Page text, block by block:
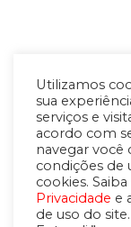
Rua
Utilizamos
sua
serviços e
acordo com
navegar você
condições de
cookies.
Privacidade e
de uso do